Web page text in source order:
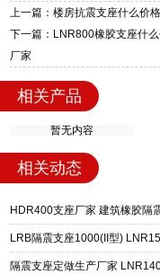
装指导全套服
迎宾大街 9 号
上一篇：楼房抗震支座什么价
下一篇：LNR800橡胶支座什
厂家
相关产品
暂无内容
相关动态